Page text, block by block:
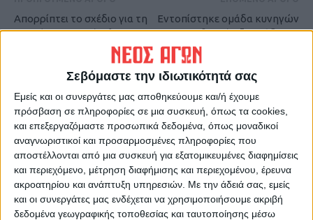
Σεβόμαστε την ιδιωτικότητά σας
Εμείς και οι συνεργάτες μας αποθηκεύουμε και/ή έχουμε
πρόσβαση σε πληροφορίες σε μια συσκευή, όπως τα cookies,
και επεξεργαζόμαστε προσωπικά δεδομένα, όπως μοναδικοί
αναγνωριστικοί και προσαρμοσμένες πληροφορίες που
αποστέλλονται από μια συσκευή για εξατομικευμένες διαφημίσεις
και περιεχόμενο, μέτρηση διαφήμισης και περιεχομένου, έρευνα
ακροατηρίου και ανάπτυξη υπηρεσιών. Με την άδειά σας, εμείς
και οι συνεργάτες μας ενδέχεται να χρησιμοποιήσουμε ακριβή
δεδομένα γεωγραφικής τοποθεσίας και ταυτοποίησης μέσω
Απορρίπτει το σχέδιο για τη
συγχώνευση η σύγκλητος
Εντοπίστηκε ομάδα κυνηγών
να θηρεύει ζαρκάδι στη
Δημοσιογραφική Ομάδα ΝΕΟΣ ΑΓΩΝ
https://neosagon.gr